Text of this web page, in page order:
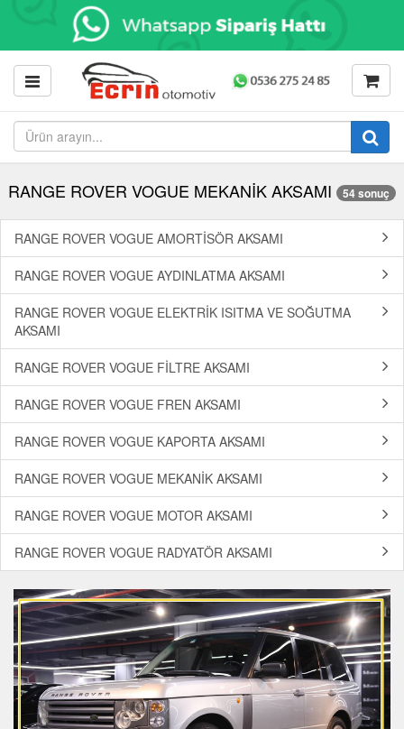
RANGE ROVER VOGUE MEKANİK AKSAMI 54 sonuç
RANGE ROVER VOGUE AMORTİSÖR AKSAMI
RANGE ROVER VOGUE AYDINLATMA AKSAMI
RANGE ROVER VOGUE ELEKTRİK ISITMA VE SOĞUTMA
AKSAMI
RANGE ROVER VOGUE FİLTRE AKSAMI
RANGE ROVER VOGUE FREN AKSAMI
RANGE ROVER VOGUE KAPORTA AKSAMI
RANGE ROVER VOGUE MEKANİK AKSAMI
RANGE ROVER VOGUE MOTOR AKSAMI
RANGE ROVER VOGUE RADYATÖR AKSAMI